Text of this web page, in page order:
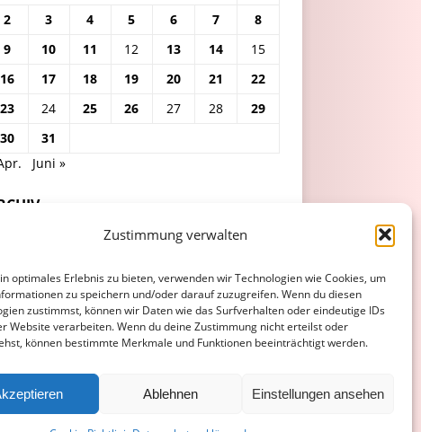
Zustimmung verwalten
optimales Erlebnis zu bieten, verwenden wir Technologien wie Cookies, um
zu speichern und/oder darauf zuzugreifen. Wenn du diesen
zustimmst, können wir Daten wie das Surfverhalten oder eindeutige IDs
Website verarbeiten. Wenn du deine Zustimmung nicht erteilst oder
können bestimmte Merkmale und Funktionen beeinträchtigt werden.
Ablehnen Einstellungen ansehen
2
3 4 5 6 7
8
9
10 11 12 13 14
15
16
17 18 19 20 21
22
23
24 25 26 27 28
29
30
31
Juni »
DATENSCHUTZERKLÄRUNG COOKIE-RICHTLINIE (EU)